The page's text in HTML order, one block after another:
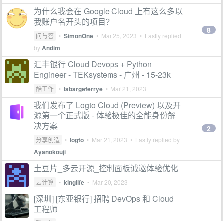
为什么我会在 Google Cloud 上有这么多以
我账户名开头的项目？
问与答 • SimonOne • Mar 25, 2023 • Lastly replied
byAndim
8
汇丰银行 Cloud Devops + Python
Engineer - TEKsystems - 广州 - 15-23k
酷工作 • labargeferrye • Mar 21, 2023
我们发布了 Logto Cloud (Preview) 以及开
源第一个正式版 - 体验极佳的全能身份解
决方案
分享创造 • logto • Mar 21, 2023 • Lastly replied by
Ayanokouji
2
土豆片_多云开源_控制面板诚邀体验优化
云计算 • kinglife • Mar 20, 2023
[深圳] [东亚银行] 招聘 DevOps 和 Cloud
工程师